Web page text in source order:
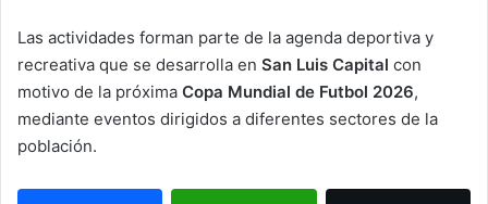
Las actividades forman parte de la agenda deportiva y
recreativa que se desarrolla en San Luis Capital con
motivo de la próxima Copa Mundial de Futbol 2026,
mediante eventos dirigidos a diferentes sectores de la
población.